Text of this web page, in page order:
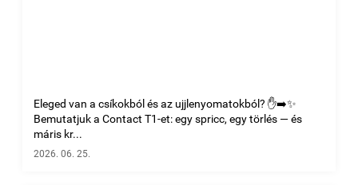
Eleged van a csíkokból és az ujjlenyomatokból? ✋➡️✨
Bemutatjuk a Contact T1-et: egy spricc, egy törlés — és
máris kr...
2026. 06. 25.